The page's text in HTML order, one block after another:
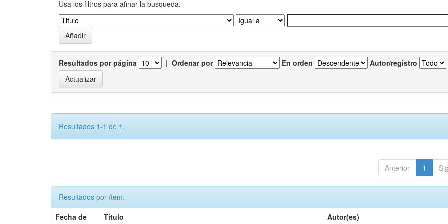
Usa los filtros para afinar la busqueda.
Resultados por página | Ordenar por En orden Autor/registro
Resultados 1-1 de 1.
Anterior 1
Resultados por ítem:
Fecha de
Título Autor(es)